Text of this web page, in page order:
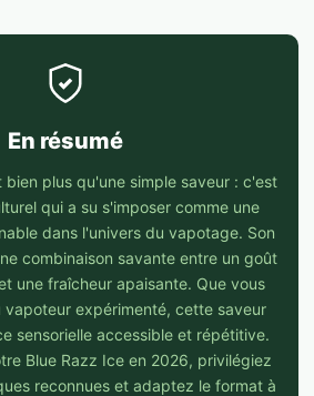
En résumé
bien plus qu'une simple saveur : c'est
qui a su s'imposer comme une
dans l'univers du vapotage. Son
combinaison savante entre un goût
une fraîcheur apaisante. Que vous
expérimenté, cette saveur
sensorielle accessible et répétitive.
Blue Razz Ice en 2026, privilégiez
reconnues et adaptez le format à